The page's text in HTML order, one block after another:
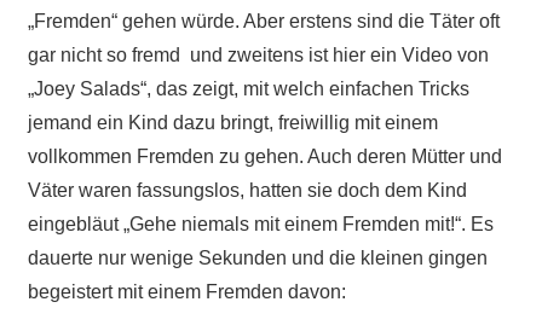
„Fremden“ gehen würde. Aber erstens sind die Täter oft
gar nicht so fremd und zweitens ist hier ein Video von
„Joey Salads“, das zeigt, mit welch einfachen Tricks
jemand ein Kind dazu bringt, freiwillig mit einem
vollkommen Fremden zu gehen. Auch deren Mütter und
Väter waren fassungslos, hatten sie doch dem Kind
eingebläut „Gehe niemals mit einem Fremden mit!“. Es
dauerte nur wenige Sekunden und die kleinen gingen
begeistert mit einem Fremden davon: